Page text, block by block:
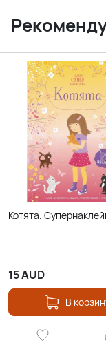
Котята.
15AUD
В